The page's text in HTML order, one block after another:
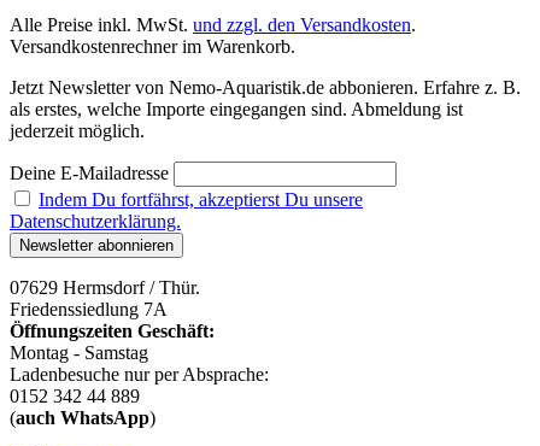
Alle Preise inkl. MwSt. und zzgl. den Versandkosten.
Versandkostenrechner im Warenkorb.
Jetzt Newsletter von Nemo-Aquaristik.de abbonieren. Erfahre z. B.
als erstes, welche Importe eingegangen sind. Abmeldung ist
jederzeit möglich.
Deine E-Mailadresse
Indem Du fortfährst, akzeptierst Du unsere
Datenschutzerklärung.
07629 Hermsdorf / Thür.
Friedenssiedlung 7A
Öffnungszeiten Geschäft:
Montag - Samstag
Ladenbesuche nur per Absprache:
0152 342 44 889
(auch WhatsApp)